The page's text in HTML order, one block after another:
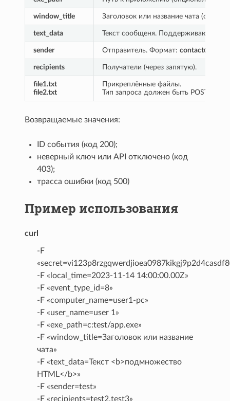
window_title Заголовок или название чата
text_data Текст сообщеня. Поддерживаются
sender Отправитель. Формат:
recipients Получатели (через запятую).
file1.txt
file2.txt
Прикреплённые файлы.
Тип запроса должен быть POST
Возвращаемые значения:
ID события (код 200);
неверный ключ или API отключено (код
403);
трасса ошибки (код 500)
Пример использования
curl
-F
-F «local_time=2023-11-14 14:00:00.00Z»
-F «event_type_id=8»
-F «computer_name=user1-pc»
-F «user_name=user 1»
-F «exe_path=c:test/app.exe»
-F «window_title=Заголовок или название
чата»
-F «text_data=Текст <b>подмножество
HTML</b>»
-F «sender=test»
-F «recipients=test2,test3»